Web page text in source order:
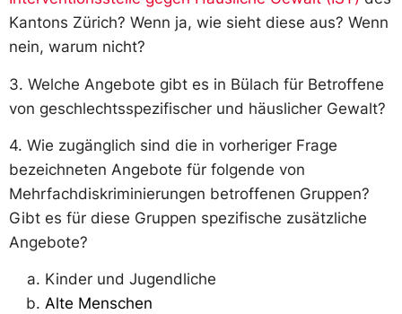
Kantons Zürich? Wenn ja, wie sieht diese aus? Wenn
nein, warum nicht?
3. Welche Angebote gibt es in Bülach für Betroffene
von geschlechtsspezifischer und häuslicher Gewalt?
4. Wie zugänglich sind die in vorheriger Frage
bezeichneten Angebote für folgende von
Mehrfachdiskriminierungen betroffenen Gruppen?
Gibt es für diese Gruppen spezifische zusätzliche
Angebote?
Kinder und Jugendliche
Alte Menschen